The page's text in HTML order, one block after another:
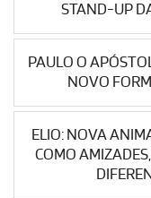
STAND-UP
PAULO O
NOVO
ELIO: NOVA
COMO